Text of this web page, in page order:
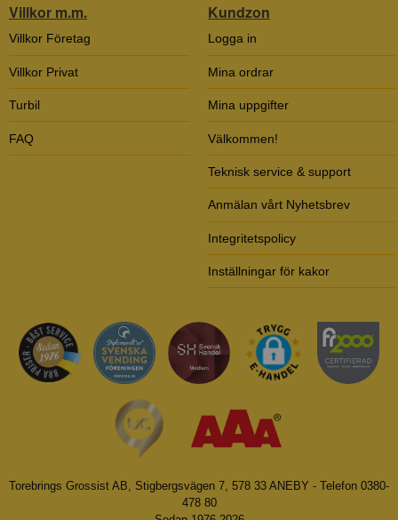
Villkor m.m.
Villkor Företag
Villkor Privat
Turbil
FAQ
Kundzon
Logga in
Mina ordrar
Mina uppgifter
Välkommen!
Teknisk service & support
Anmälan vårt Nyhetsbrev
Integritetspolicy
Inställningar för kakor
Torebrings Grossist AB, Stigbergsvägen 7, 578 33 ANEBY - Telefon 0380-
478 80